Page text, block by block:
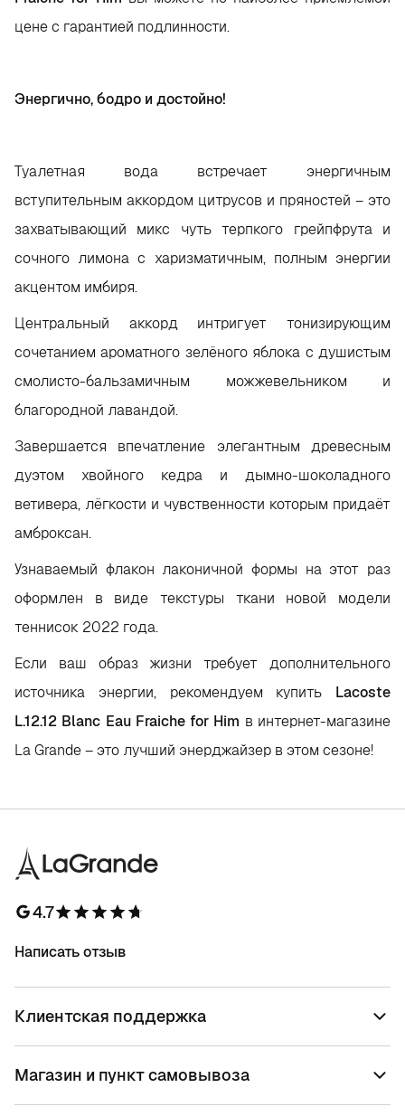
цене с гарантией подлинности.
Энергично, бодро и достойно!
Туалетная вода встречает энергичным
вступительным аккордом цитрусов и пряностей – это
захватывающий микс чуть терпкого грейпфрута и
сочного лимона с харизматичным, полным энергии
акцентом имбиря.
Центральный аккорд интригует тонизирующим
сочетанием ароматного зелёного яблока с душистым
смолисто-бальзамичным можжевельником и
благородной лавандой.
Завершается впечатление элегантным древесным
дуэтом хвойного кедра и дымно-шоколадного
ветивера, лёгкости и чувственности которым придаёт
амброксан.
Узнаваемый флакон лаконичной формы на этот раз
оформлен в виде текстуры ткани новой модели
теннисок 2022 года.
Если ваш образ жизни требует дополнительного
источника энергии, рекомендуем купить Lacoste
L.12.12 Blanc Eau Fraiche for Him в интернет-магазине
La Grande – это лучший энерджайзер в этом сезоне!
4.7
Написать отзыв
Клиентская поддержка
Магазин и пункт самовывоза